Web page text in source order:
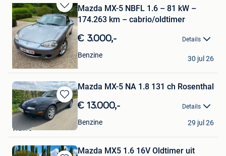
Bewaren
in
Mijn
Favorieten
Mazda MX-5 NBFL 1.6 – 81 kW –
174.263 km – cabrio/oldtimer
€ 3.000,- Details
Benzine
Tom Vermeer
Sint-Niklaas
30 jul 26
Bewaren
in
Favorieten
Mazda MX-5 NA 1.8 131 ch Rosenthal
€ 13.000,- Details
Benzine
bertrand lionel
Wavre
29 jul 26
Mazda MX5 1.6 16V Oldtimer uit